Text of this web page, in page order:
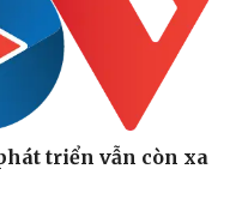
triển vẫn còn xa